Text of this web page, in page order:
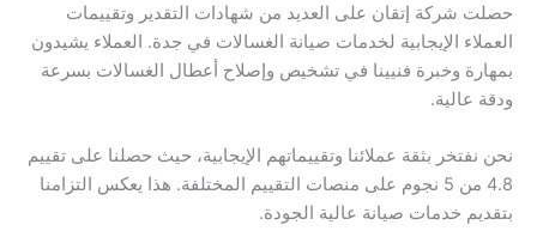
حصلت شركة إتقان على العديد من شهادات التقدير وتقييمات
العملاء الإيجابية لخدمات صيانة الغسالات في جدة. العملاء يشيدون
بمهارة وخبرة فنيينا في تشخيص وإصلاح أعطال الغسالات بسرعة
ودقة عالية.
نحن نفتخر بثقة عملائنا وتقييماتهم الإيجابية، حيث حصلنا على تقييم
4.8 من 5 نجوم على منصات التقييم المختلفة. هذا يعكس التزامنا
بتقديم خدمات صيانة عالية الجودة.